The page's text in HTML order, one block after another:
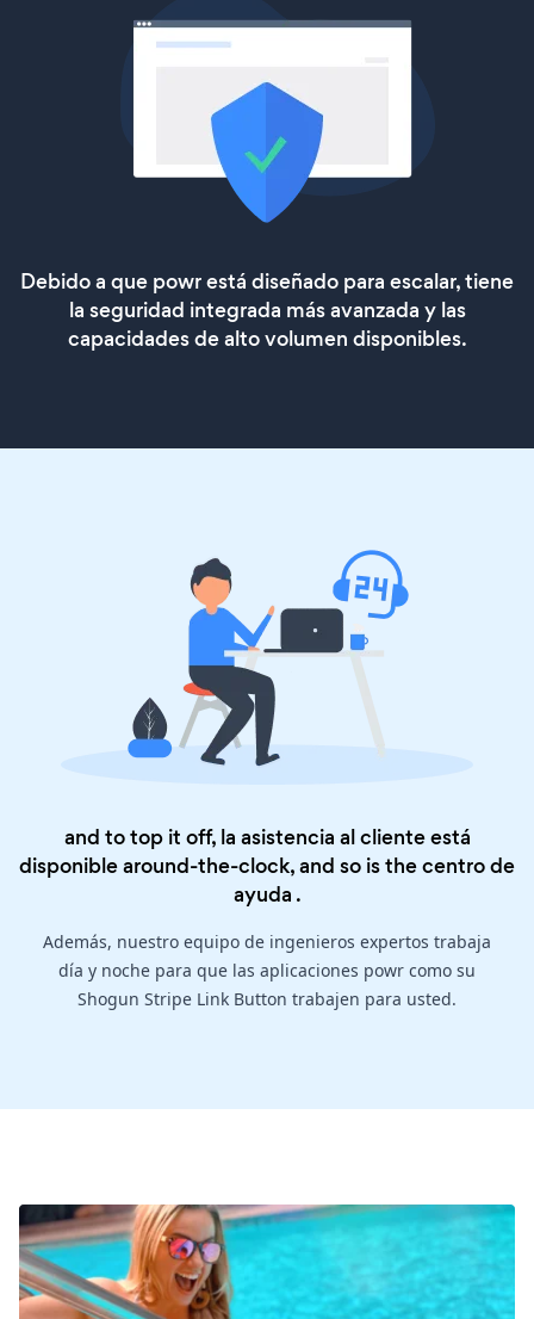
Debido a que powr está diseñado para escalar, tiene
la seguridad integrada más avanzada y las
capacidades de alto volumen disponibles.
and to top it off, la asistencia al cliente está
disponible around-the-clock, and so is thecentro de
ayuda .
Además, nuestro equipo de ingenieros expertos trabaja
día y noche para que las aplicaciones powr como su
Shogun Stripe Link Button trabajen para usted.